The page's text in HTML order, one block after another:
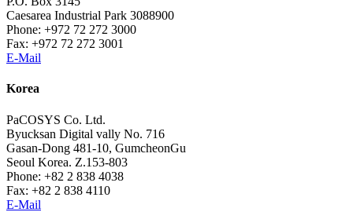
Caesarea Industrial Park 3088900
Phone: +972 72 272 3000
Fax: +972 72 272 3001
E-Mail
Korea
PaCOSYS Co. Ltd.
Byucksan Digital vally No. 716
Gasan-Dong 481-10, GumcheonGu
Seoul Korea. Z.153-803
Phone: +82 2 838 4038
Fax: +82 2 838 4110
E-Mail